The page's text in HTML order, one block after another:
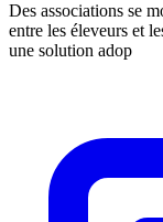
Des associations se
entre les éleveurs et
une solution adop